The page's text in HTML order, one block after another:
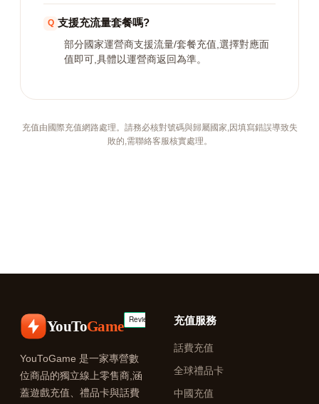
支援充流量套餐嗎?
部分國家運營商支援流量/套餐充值,選擇對應面
值即可,具體以運營商返回為準。
充值由國際充值網路處理。請務必核對號碼與歸屬國家,因填寫錯誤導致失
敗的,需聯絡客服核實處理。
YouToGame
YouToGame 是一家專營數
位商品的獨立線上零售商,涵
蓋遊戲充值、禮品卡與話費
充值服務
話費充值
全球禮品卡
中國充值